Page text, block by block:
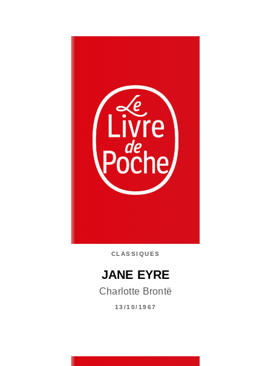
CLASSIQUES
JANE EYRE
Charlotte Brontë
13/10/1967